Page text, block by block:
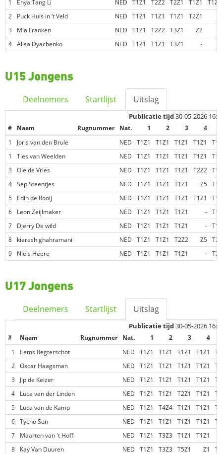
1 Enya Tang Li NED T1Z1 T2Z2 T2Z1 T1Z1
T1Z1
2
Puck Huis in ‘t Veld NED T1Z1 T1Z1 T1Z1 T2Z1
3
Mia Franken NED T1Z1 T2Z2 T3Z1 Z2
4 Alisa Dyachenko NED T1Z1 T1Z1 T3Z1 -
U15 Jongens
Deelnemers Startlijst Uitslag
Publicatie tijd30-05-2026
# Naam Rugnummer Nat. 1 2 3
4
1
Joris van den Brule NED T1Z1 T1Z1 T1Z1 T1Z1
1
Ties van Weelden NED T1Z1 T1Z1 T1Z1 T1Z1
3
Ole de Vries NED T1Z1 T1Z1 T1Z1 T2Z2
4 Sep Steentjes NED T1Z1 T1Z1 T1Z1 Z5
5
Edin de Rooij NED T1Z1 T1Z1 T1Z1 T1Z1
6
Leon Zeijlmaker NED T1Z1 T1Z1 T1Z1 -
7
Djerry De wild NED T1Z1 T1Z1 T1Z1 -
8
kiarash ghahramani NED T1Z1 T1Z1 T2Z2 Z5
9
Niels Heere NED T1Z1 T1Z1 T1Z1 -
U17 Jongens
Deelnemers Startlijst Uitslag
Publicatie tijd30-05-2026
# Naam Rugnummer Nat. 1 2 3
4
1
Eems Regterschot NED T1Z1 T1Z1 T1Z1 T1Z1
2 Oscar Haagsman NED T1Z1 T1Z1 T1Z1 T1Z1
3
Jip de Keizer NED T1Z1 T1Z1 T1Z1 T1Z1
4
Luca van der Linden NED T1Z1 T1Z1 T2Z1 T1Z1
5
Luca van de Kamp NED T1Z1 T4Z4 T1Z1 T1Z1
6 Tycho Sun NED T1Z1 T1Z1 T1Z1 T1Z1
7
Maarten van 't Hoff NED T1Z1 T3Z3 T1Z1
T1Z1
8
Kay Van Duuren NED T1Z1 T3Z3 T5Z1 Z1